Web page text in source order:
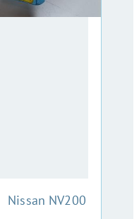
:Nissan NV200